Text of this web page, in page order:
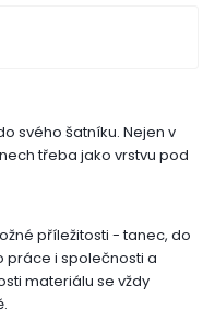
svého šatníku. Nejen v
třeba jako vrstvu pod
příležitosti - tanec, do
práce i společnosti a
materiálu se vždy